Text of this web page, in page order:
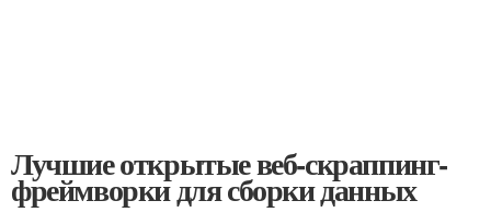
Лучшие открытые веб-скраппинг-
фреймворки для сборки данных